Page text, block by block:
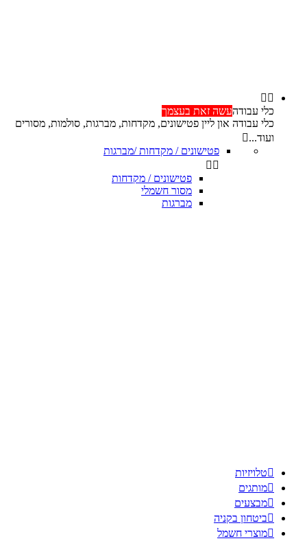
 
כלי עבודהעשה זאת בעצמך
כלי עבודה און ליין פטישונים, מקדחות, מברגות, סולמות, מסורים
ועוד...
פטישונים / מקדחות /מברגות
 
פטישונים / מקדחות
מסור חשמלי
מברגות
טלויזיות
מותגים
מבצעים
ביטחון בקניה
מוצרי חשמל